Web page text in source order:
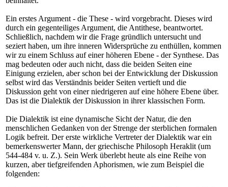
Ein erstes Argument - die These - wird vorgebracht. Dieses wird
durch ein gegenteiliges Argument, die Antithese, beantwortet.
Schließlich, nachdem wir die Frage gründlich untersucht und
seziert haben, um ihre inneren Widersprüche zu enthüllen, kommen
wir zu einem Schluss auf einer höheren Ebene - der Synthese. Das
mag bedeuten oder auch nicht, dass die beiden Seiten eine
Einigung erzielen, aber schon bei der Entwicklung der Diskussion
selbst wird das Verständnis beider Seiten vertieft und die
Diskussion geht von einer niedrigeren auf eine höhere Ebene über.
Das ist die Dialektik der Diskussion in ihrer klassischen Form.
Die Dialektik ist eine dynamische Sicht der Natur, die den
menschlichen Gedanken von der Strenge der sterblichen formalen
Logik befreit. Der erste wirkliche Vertreter der Dialektik war ein
bemerkenswerter Mann, der griechische Philosoph Heraklit (um
544-484 v. u. Z.). Sein Werk überlebt heute als eine Reihe von
kurzen, aber tiefgreifenden Aphorismen, wie zum Beispiel die
folgenden: